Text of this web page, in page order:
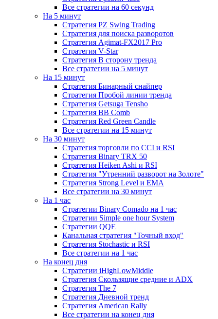
Все стратегии на 60 секунд
На 5 минут
Стратегия PZ Swing Trading
Стратегия для поиска разворотов
Стратегия Agimat-FX2017 Pro
Стратегия V-Star
Стратегия В сторону тренда
Все стратегии на 5 минут
На 15 минут
Стратегия Бинарный снайпер
Стратегия Пробой линии тренда
Стратегия Getsuga Tensho
Стратегия ВВ Comb
Стратегия Red Green Candle
Все стратегии на 15 минут
На 30 минут
Стратегия торговли по CCI и RSI
Стратегия Binary TRX 50
Стратегия Heiken Ashi и RSI
Стратегия "Утренний разворот на Золоте"
Стратегия Strong Level и EMA
Все стратегии на 30 минут
На 1 час
Стратегии Binary Comado на 1 час
Стратегии Simple one hour System
Стратегии QQE
Канальная стратегия "Точный вход"
Стратегия Stochastic и RSI
Все стратегии на 1 час
На конец дня
Стратегии iHighLowMiddle
Стратегия Скользящие средние и ADX
Стратегия The 7
Стратегия Дневной тренд
Стратегия American Rally
Все стратегии на конец дня